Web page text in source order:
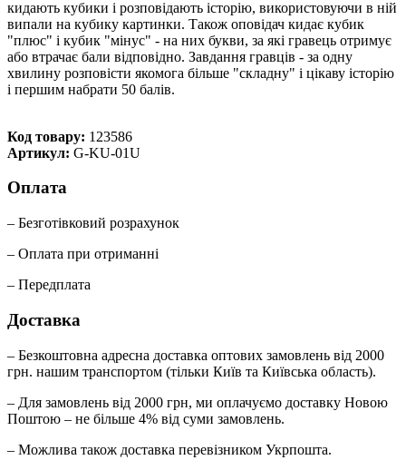
кидають кубики і розповідають історію, використовуючи в ній
випали на кубику картинки. Також оповідач кидає кубик
"плюс" і кубик "мінус" - на них букви, за які гравець отримує
або втрачає бали відповідно. Завдання гравців - за одну
хвилину розповісти якомога більше "складну" і цікаву історію
і першим набрати 50 балів.
Код товару: 123586
Артикул: G-KU-01U
Оплата
– Безготівковий розрахунок
– Оплата при отриманні
– Передплата
Доставка
– Безкоштовна адресна доставка оптових замовлень від 2000
грн. нашим транспортом (тільки Київ та Київська область).
– Для замовлень від 2000 грн, ми оплачуємо доставку Новою
Поштою – не більше 4% від суми замовлень.
– Можлива також доставка перевізником Укрпошта.